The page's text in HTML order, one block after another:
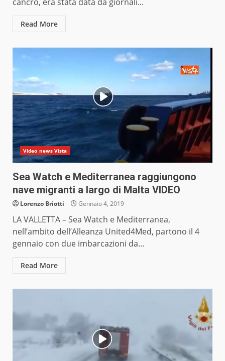
Read More
Video news Vista
Sea Watch e Mediterranea raggiungono
nave migranti a largo di Malta VIDEO
Lorenzo Briotti Gennaio 4, 2019
LA VALLETTA – Sea Watch e Mediterranea,
nell’ambito dell’Alleanza United4Med, partono il 4
gennaio con due imbarcazioni da...
Read More